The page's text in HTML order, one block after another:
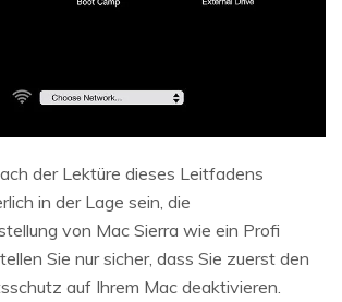
der Lektüre dieses Leitfadens
in der Lage sein, die
von Mac Sierra wie ein Profi
Sie nur sicher, dass Sie zuerst den
auf Ihrem Mac deaktivieren.